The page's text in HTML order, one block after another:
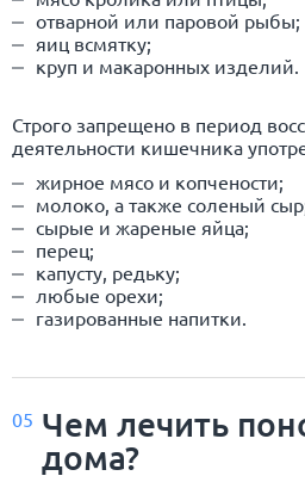
отварной или паровой рыбы;
яиц всмятку;
круп и макаронных изделий.
Строго запрещено в период
деятельности кишечника
жирное мясо и копчености;
молоко, а также соленый
сырые и жареные яйца;
перец;
капусту, редьку;
любые орехи;
газированные напитки.
05 Чем лечить
дома?